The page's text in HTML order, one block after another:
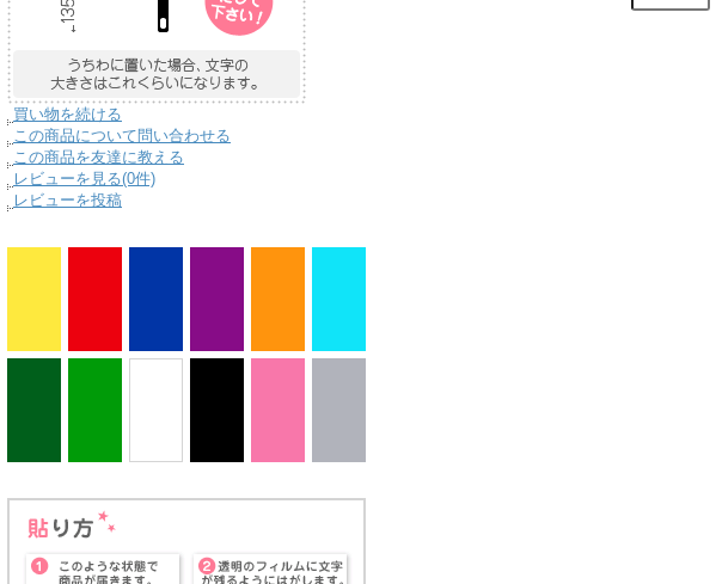
買い物を続ける
この商品について問い合わせる
この商品を友達に教える
レビューを見る(0件)
レビューを投稿